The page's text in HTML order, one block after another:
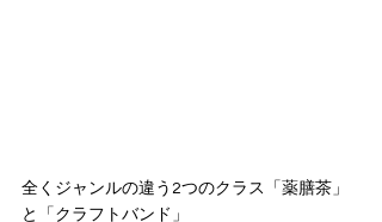
全くジャンルの違う2つのクラス「薬膳茶」
と「クラフトバンド」